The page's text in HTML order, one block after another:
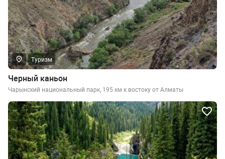
Туризм
Черный каньон
Чарынский национальный парк, 195 км к востоку от Алматы